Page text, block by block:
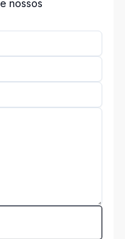
nossos